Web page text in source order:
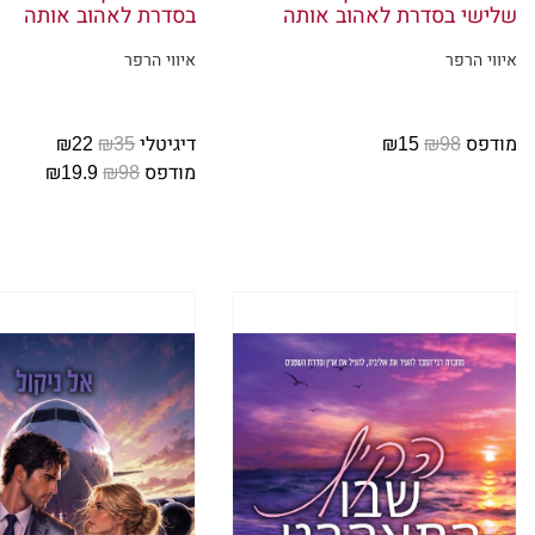
״ליל,
דיברנו
נהרגו
פשוטה
ורואה
קוברת
איבדנו.
כאשר
שנים
אמנם
שלישי בסדרת לאהוב אותה
איווי הרפר
מודפס ₪98
בסדרת לאהוב אותה
איווי הרפר
דיגיטלי₪35
₪22
מודפס ₪98
₪19.9